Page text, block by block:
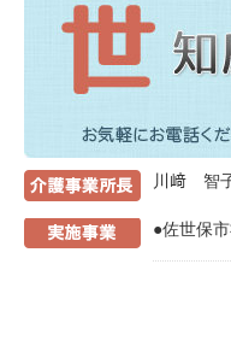
川﨑 智
●佐世保